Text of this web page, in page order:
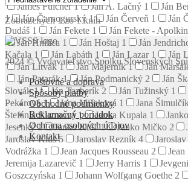
James Fulcher1 Ján A. Lačný 1 Ján
1
Ján Čarnogurský1 Ján Červeň 1 Ján
Dudáš 1 Ján Fekete 1 Ján Fekete - Apolkin
Ján Hnilica 1 Ján Hoštaj 1 Ján
Kačala 1 Ján Labáth 1 Ján Lazar 1 Ján
Ján Litvák1 Ján Majerník1 Ján
Ján Patarák1 Ján Podmanický 2 Ján
Slovák1 Ján Tazberík 2 Ján Tužinský 1
Pekárová1 Jana Mišeková 1 Jana
Štefánia Kuzmová1 Janka Kupala 1
Jesenký1 Janko Kráľ1 Janko Mičko 2
Jaroslav Klus5 Jaroslav Rezník 4
Vodrážka 1 Jean Jacques Rousseau 2 Jean
Jeremija Lazarevič 1 Jerry Harris 1
Goszczyńska 1 Johann Wolfgang Goethe 2
Zobrazených 1 zo 1 kníh
2024 © Vydavateľstvo Spolku Slovenských
Poštovné a doprava
Spôsoby platby
Obchodné podmienky
Reklamačný poriadok
Ochrana osobných údajov
Kontakt